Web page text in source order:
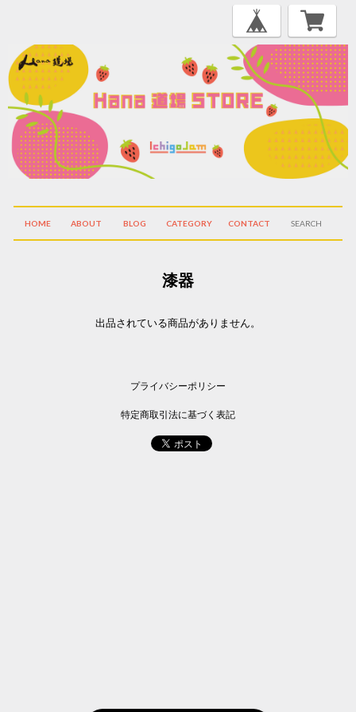
HOME ABOUT BLOG CATEGORY CONTACT
漆器
出品されている商品がありません。
プライバシーポリシー
特定商取引法に基づく表記